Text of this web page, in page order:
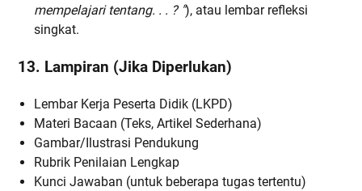
mempelajari tentang. . . ? "), atau lembar refleksi
singkat.
13. Lampiran (Jika Diperlukan)
Lembar Kerja Peserta Didik (LKPD)
Materi Bacaan (Teks, Artikel Sederhana)
Gambar/Ilustrasi Pendukung
Rubrik Penilaian Lengkap
Kunci Jawaban (untuk beberapa tugas tertentu)